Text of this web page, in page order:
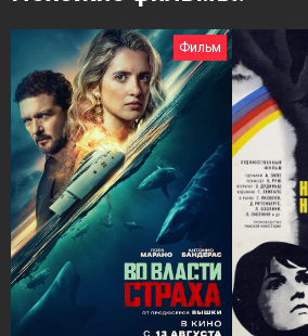
Фильм